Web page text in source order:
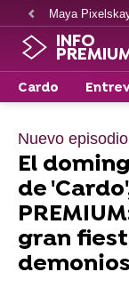
Maya
INFO
Cardo
Nuevo
El
de
gran
demonios